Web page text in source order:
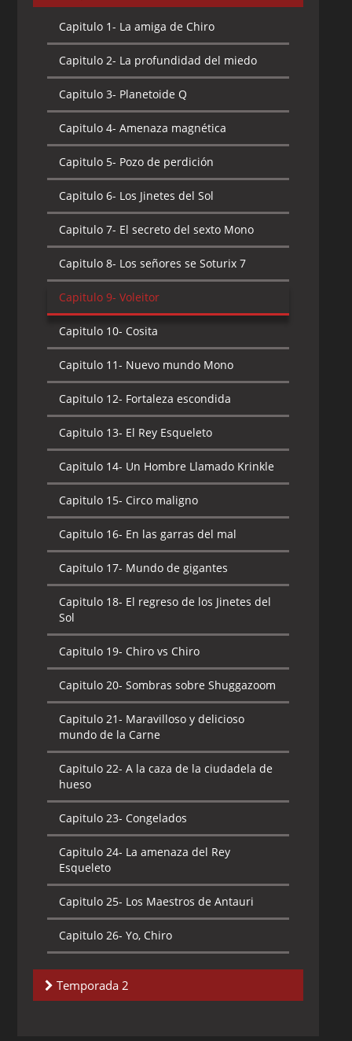
Capitulo 1- La amiga de Chiro
Capitulo 2- La profundidad del miedo
Capitulo 3- Planetoide Q
Capitulo 4- Amenaza magnética
Capitulo 5- Pozo de perdición
Capitulo 6- Los Jinetes del Sol
Capitulo 7- El secreto del sexto Mono
Capitulo 8- Los señores se Soturix 7
Capitulo 9- Voleitor
Capitulo 10- Cosita
Capitulo 11- Nuevo mundo Mono
Capitulo 12- Fortaleza escondida
Capitulo 13- El Rey Esqueleto
Capitulo 14- Un Hombre Llamado Krinkle
Capitulo 15- Circo maligno
Capitulo 16- En las garras del mal
Capitulo 17- Mundo de gigantes
Capitulo 18- El regreso de los Jinetes del
Sol
Capitulo 19- Chiro vs Chiro
Capitulo 20- Sombras sobre Shuggazoom
Capitulo 21- Maravilloso y delicioso
mundo de la Carne
Capitulo 22- A la caza de la ciudadela de
hueso
Capitulo 23- Congelados
Capitulo 24- La amenaza del Rey
Esqueleto
Capitulo 25- Los Maestros de Antauri
Capitulo 26- Yo, Chiro
Temporada 2